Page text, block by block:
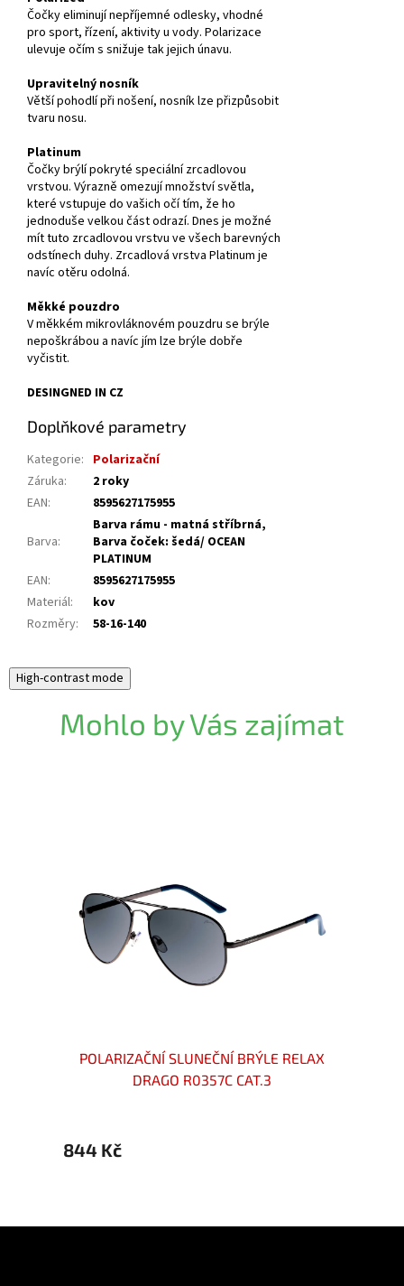
Čočky eliminují nepříjemné odlesky, vhodné
pro sport, řízení, aktivity u vody. Polarizace
ulevuje očím s snižuje tak jejich únavu.
Upravitelný nosník
Větší pohodlí při nošení, nosník lze přizpůsobit
tvaru nosu.
Platinum
Čočky brýlí pokryté speciální zrcadlovou
vrstvou. Výrazně omezují množství světla,
které vstupuje do vašich očí tím, že ho
jednoduše velkou část odrazí. Dnes je možné
mít tuto zrcadlovou vrstvu ve všech barevných
odstínech duhy. Zrcadlová vrstva Platinum je
navíc otěru odolná.
Měkké pouzdro
V měkkém mikrovláknovém pouzdru se brýle
nepoškrábou a navíc jím lze brýle dobře
vyčistit.
DESINGNED IN CZ
Doplňkové parametry
Kategorie: Polarizační
Záruka:
2 roky
EAN: 8595627175955
Barva:
Barva rámu - matná stříbrná,
Barva čoček: šedá/ OCEAN
PLATINUM
EAN:
8595627175955
Materiál:
kov
Rozměry: 58-16-140
High-contrast mode
Mohlo by Vás zajímat
POLARIZAČNÍ SLUNEČNÍ BRÝLE RELAX
DRAGO R0357C CAT.3
844 Kč